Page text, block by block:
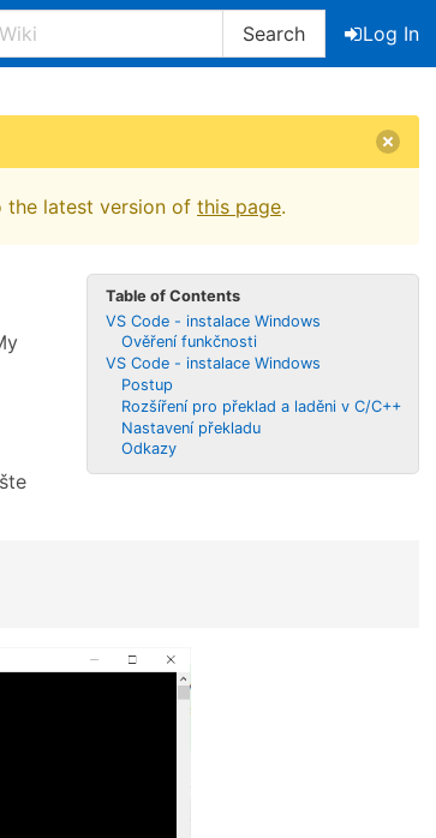
Search
Log In
the latest version of this page.
Table of Contents
VS Code - instalace Windows
Ověření funkčnosti
VS Code - instalace Windows
Postup
Rozšíření pro překlad a laděni v C/C++
Nastavení překladu
Odkazy